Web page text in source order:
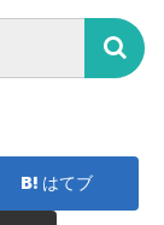
はてブ